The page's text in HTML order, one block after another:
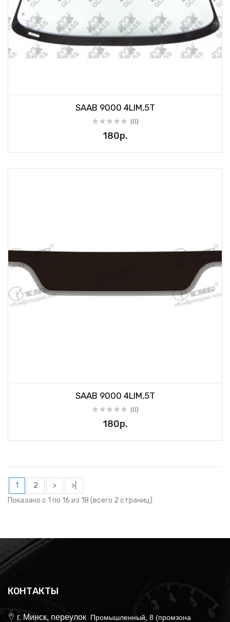
SAAB 9000 4LIM,5T
(0)
180р.
SAAB 9000 4LIM,5T
(0)
180р.
1 2 >
>|
Показано с 1 по 16 из 18 (всего 2 страниц)
КОНТАКТЫ
г. Минск, переулок Промышленный, 8 (промзона